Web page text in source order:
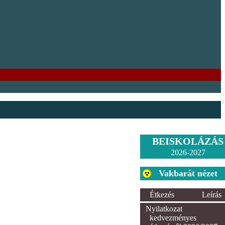
BEISKOLÁZÁS
2026-2027
Vakbarát nézet
Étkezés
Leírás
Nyilatkozat
kedvezményes